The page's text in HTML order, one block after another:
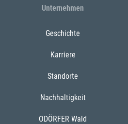
Unternehmen
Geschichte
Karriere
Standorte
Nachhaltigkeit
ODÖRFER Wald